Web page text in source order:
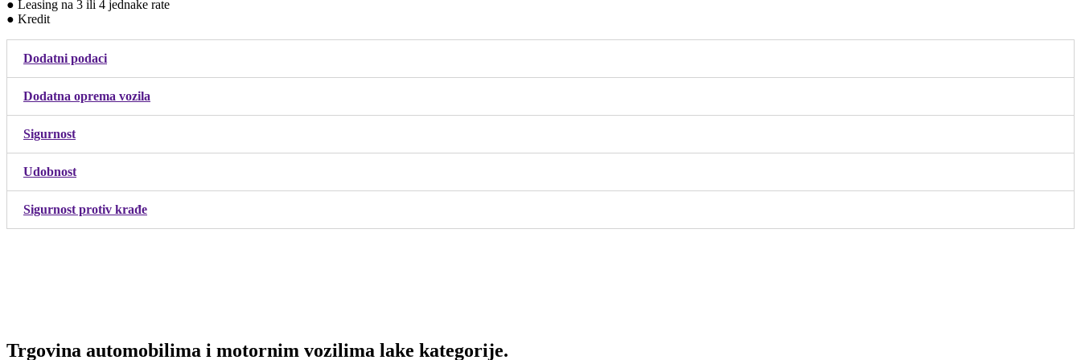
● Leasing na 3 ili 4 jednake rate
● Kredit
Dodatni podaci
Dodatna oprema vozila
Sigurnost
Udobnost
Sigurnost protiv krađe
Trgovina automobilima i motornim vozilima lake kategorije.